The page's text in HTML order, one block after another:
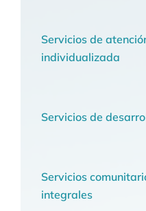
Servicios de
individualizada
Servicios de
Servicios
integrales